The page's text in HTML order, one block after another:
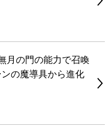
月の門の能力で召喚
の魔導具から進化